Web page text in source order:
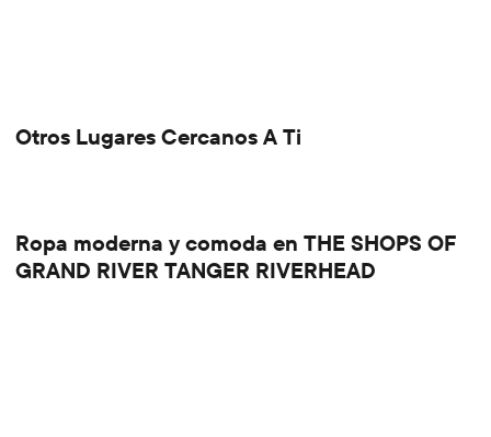
Otros Lugares Cercanos A Ti
Ropa moderna y comoda en THE SHOPS OF
GRAND RIVER TANGER RIVERHEAD